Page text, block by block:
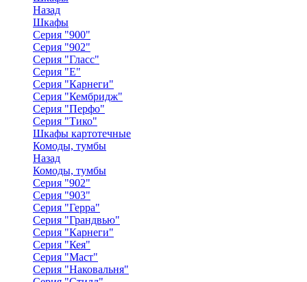
Назад
Шкафы
Серия "900"
Серия "902"
Серия "Гласс"
Серия "Е"
Серия "Карнеги"
Серия "Кембридж"
Серия "Перфо"
Серия "Тико"
Шкафы картотечные
Комоды, тумбы
Назад
Комоды, тумбы
Серия "902"
Серия "903"
Серия "Герра"
Серия "Грандвью"
Серия "Карнеги"
Серия "Кея"
Серия "Маст"
Серия "Наковальня"